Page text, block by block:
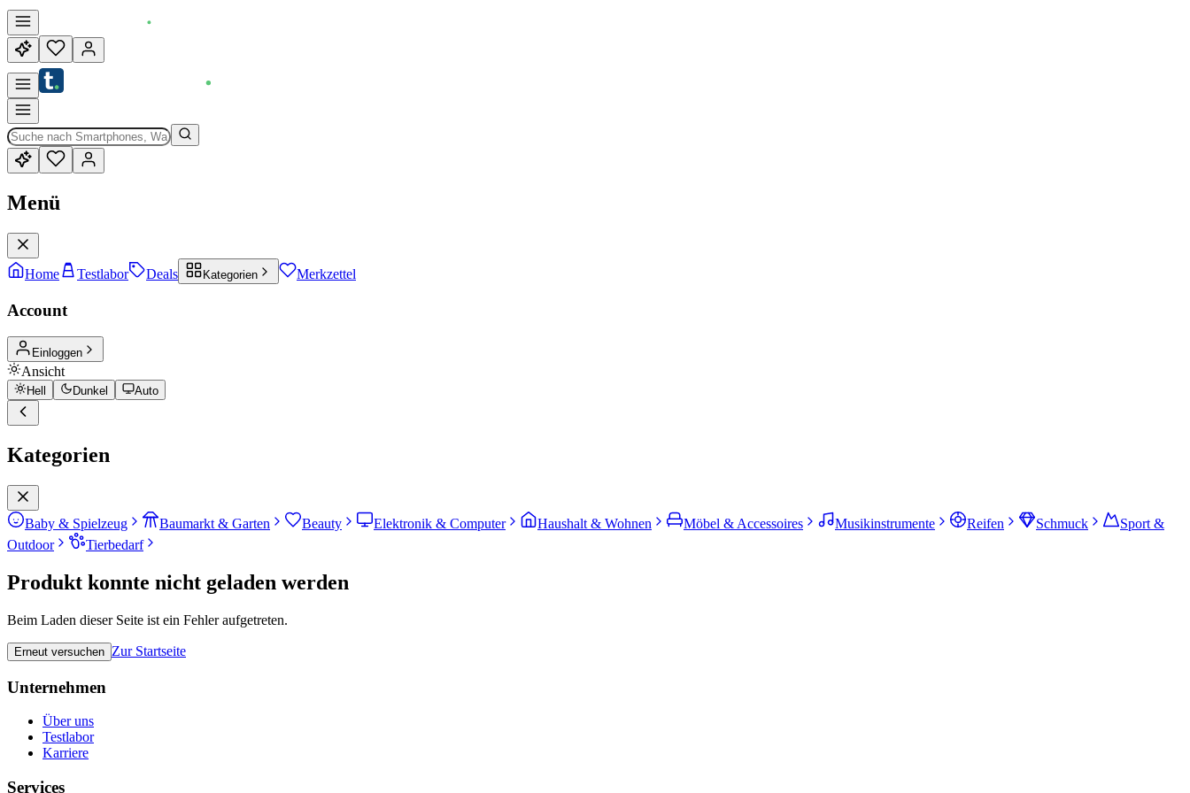
Menü
Home Testlabor Deals Kategorien Merkzettel
Account
Einloggen
Ansicht
Hell Dunkel Auto
Kategorien
Baby & Spielzeug Baumarkt & Garten Beauty Elektronik & Computer Haushalt & Wohnen Möbel & Accessoires Musikinstrumente Reifen Schmuck
Sport &
Outdoor
Tierbedarf
Produkt konnte nicht geladen werden
Beim Laden dieser Seite ist ein Fehler aufgetreten.
Erneut versuchen Zur Startseite
Unternehmen
Über uns
Testlabor
Karriere
Services